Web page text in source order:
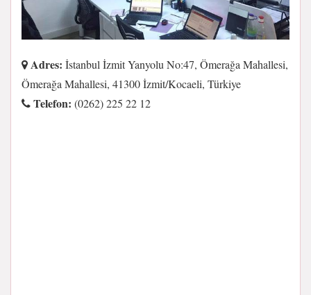
Adres: İstanbul İzmit Yanyolu No:47, Ömerağa Mahallesi,
Ömerağa Mahallesi, 41300 İzmit/Kocaeli, Türkiye
Telefon: (0262) 225 22 12